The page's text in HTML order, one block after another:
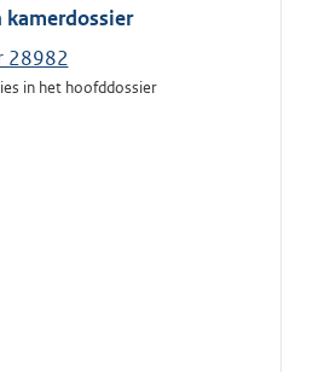
kamerdossier
28982
in het hoofddossier